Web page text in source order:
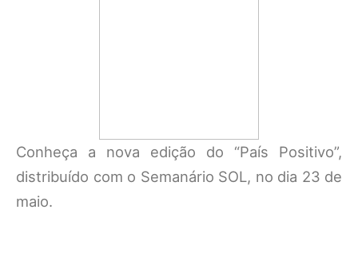
Conheça a nova edição do “País Positivo”,
distribuído com o Semanário SOL, no dia 23 de
maio.